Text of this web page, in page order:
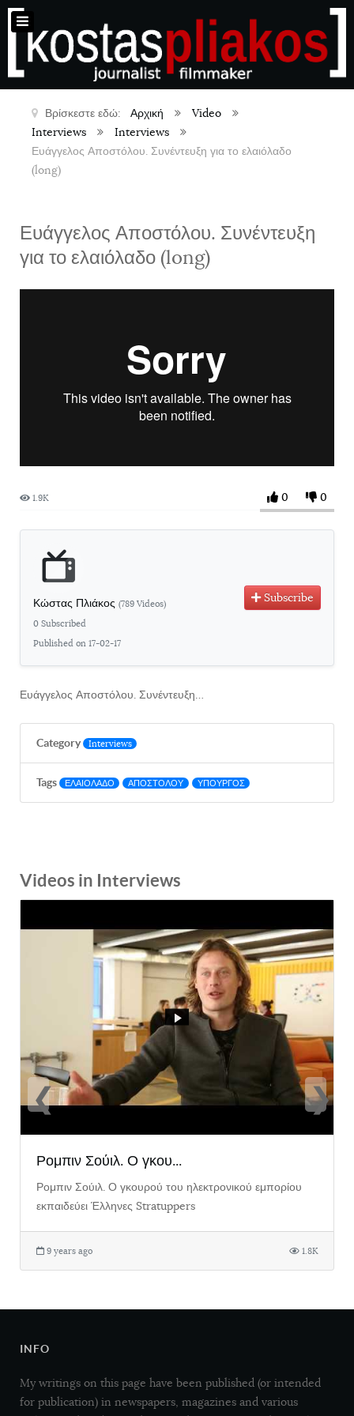
Βρίσκεστε εδώ: Αρχική
Video
Interviews
Interviews
Ευάγγελος Αποστόλου. Συνέντευξη για το ελαιόλαδο
(long)
Ευάγγελος Αποστόλου. Συνέντευξη
για το ελαιόλαδο (long)
1.9K 0 0
Κώστας Πλιάκος (789 Videos)
0 Subscribed
Published on 17-02-17
Subscribe
Ευάγγελος Αποστόλου. Συνέντευξη…
Category Interviews
Tags ΕΛΑΙΟΛΑΔΟ ΑΠΟΣΤΟΛΟΥ ΥΠΟΥΡΓΟΣ
Videos in Interviews
Ρομπιν Σούιλ. Ο γκου...
Ρομπιν Σούιλ. Ο γκουρού του ηλεκτρονικού εμπορίου
εκπαιδεύει Έλληνες Stratuppers
9 years ago 1.8K
❮ ❯
INFO
My writings on this page have been published (or intended
for publication) in newspapers, magazines and various